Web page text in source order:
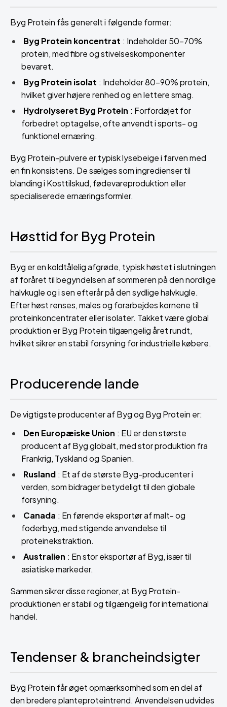
Byg Protein fås generelt i følgende former:
Byg Protein koncentrat : Indeholder 50–70%
protein, med fibre og stivelseskomponenter
bevaret.
Byg Protein isolat : Indeholder 80–90% protein,
hvilket giver højere renhed og en lettere smag.
Hydrolyseret Byg Protein : Forfordøjet for
forbedret optagelse, ofte anvendt i sports- og
funktionel ernæring.
Byg Protein-pulvere er typisk lysebeige i farven med
en fin konsistens. De sælges som ingredienser til
blanding i Kosttilskud, fødevareproduktion eller
specialiserede ernæringsformler.
Høsttid for Byg Protein
Byg er en koldtålelig afgrøde, typisk høstet i slutningen
af foråret til begyndelsen af sommeren på den nordlige
halvkugle og i sen efterår på den sydlige halvkugle.
Efter høst renses, males og forarbejdes kornene til
proteinkoncentrater eller isolater. Takket være global
produktion er Byg Protein tilgængelig året rundt,
hvilket sikrer en stabil forsyning for industrielle købere.
Producerende lande
De vigtigste producenter af Byg og Byg Protein er:
Den Europæiske Union : EU er den største
producent af Byg globalt, med stor produktion fra
Frankrig, Tyskland og Spanien.
Rusland : Et af de største Byg-producenter i
verden, som bidrager betydeligt til den globale
forsyning.
Canada : En førende eksportør af malt- og
foderbyg, med stigende anvendelse til
proteinekstraktion.
Australien : En stor eksportør af Byg, især til
asiatiske markeder.
Sammen sikrer disse regioner, at Byg Protein-
produktionen er stabil og tilgængelig for international
handel.
Tendenser & brancheindsigter
Byg Protein får øget opmærksomhed som en del af
den bredere planteproteintrend. Anvendelsen udvides